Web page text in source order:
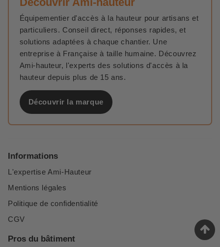
Équipementier d'accès à la hauteur pour artisans et
particuliers. Conseil direct, réponses rapides, et
solutions adaptées à chaque chantier. Une
entreprise à Française à taille humaine. Découvrez
Ami-hauteur, l'experts des solutions d'accès à la
hauteur depuis plus de 15 ans.
Découvrir la marque
Informations
L'expertise Ami-Hauteur
Mentions légales
Politique de confidentialité
CGV
Pros du bâtiment